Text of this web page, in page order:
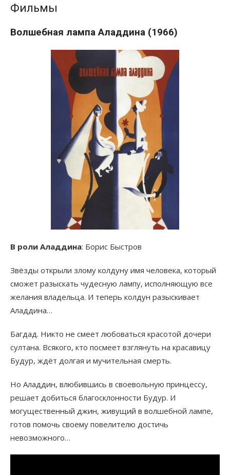
Фильмы
Волшебная лампа Аладдина (1966)
В роли Аладдина: Борис Быстров
Звёзды открыли злому колдуну имя человека, который
сможет разыскать чудесную лампу, исполняющую все
желания владельца. И теперь колдун разыскивает
Аладдина…
Багдад. Никто не смеет любоваться красотой дочери
султана. Всякого, кто посмеет взглянуть на красавицу
Будур, ждёт долгая и мучительная смерть.
Но Аладдин, влюбившись в своевольную принцессу,
решает добиться благосклонности Будур. И
могущественный джин, живущий в волшебной лампе,
готов помочь своему повелителю достичь
невозможного…